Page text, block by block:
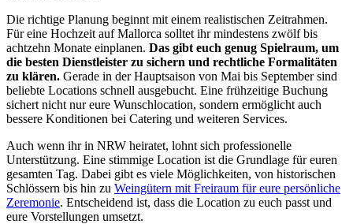
Die richtige Planung beginnt mit einem realistischen Zeitrahmen.
Für eine Hochzeit auf Mallorca solltet ihr mindestens zwölf bis
achtzehn Monate einplanen. Das gibt euch genug Spielraum, um
die besten Dienstleister zu sichern und rechtliche Formalitäten
zu klären. Gerade in der Hauptsaison von Mai bis September sind
beliebte Locations schnell ausgebucht. Eine frühzeitige Buchung
sichert nicht nur eure Wunschlocation, sondern ermöglicht auch
bessere Konditionen bei Catering und weiteren Services.
Auch wenn ihr in NRW heiratet, lohnt sich professionelle
Unterstützung. Eine stimmige Location ist die Grundlage für euren
gesamten Tag. Dabei gibt es viele Möglichkeiten, von historischen
Schlössern bis hin zu Weingütern mit Freiraum für eure persönliche
Zeremonie. Entscheidend ist, dass die Location zu euch passt und
eure Vorstellungen umsetzt.